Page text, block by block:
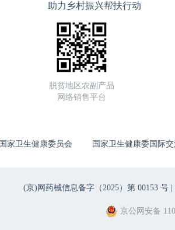
助力乡村振兴帮扶行动
脱贫地区农副产品
网络销售平台
国家卫生健康委员会 国家卫生健康委国际
(京)网药械信息备字（2025）第 00153 号 |
京公网安备